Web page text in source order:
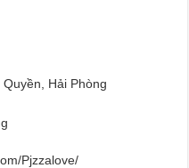
Hải Phòng
Pjzzalove/